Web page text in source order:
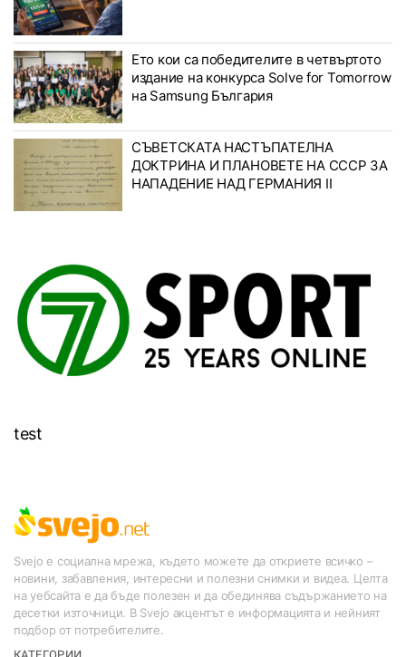
Ето кои са победителите в четвъртото
издание на конкурса Solve for Tomorrow
на Samsung България
СЪВЕТСКАТА НАСТЪПАТЕЛНА
ДОКТРИНА И ПЛАНОВЕТЕ НА СССР ЗА
НАПАДЕНИЕ НАД ГЕРМАНИЯ II
test
Svejo е социална мрежа, където можете да откриете всичко –
новини, забавления, интересни и полезни снимки и видеа. Целта
на уебсайта е да бъде полезен и да обединява съдържанието на
десетки източници. В Svejo акцентът е информацията и нейният
подбор от потребителите.